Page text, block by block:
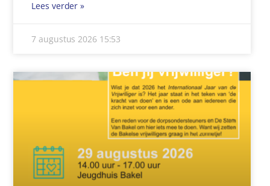
Lees verder »
7 augustus 2026 15:53